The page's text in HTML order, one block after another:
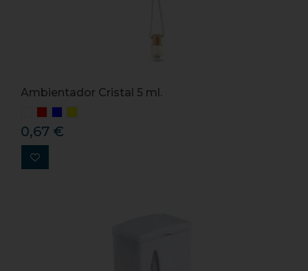
Ambientador Cristal 5 ml.
0,67 €